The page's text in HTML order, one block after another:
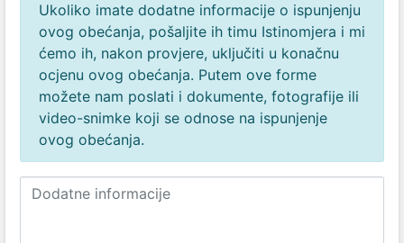
Ukoliko imate dodatne informacije o ispunjenju
ovog obećanja, pošaljite ih timu Istinomjera i mi
ćemo ih, nakon provjere, uključiti u konačnu
ocjenu ovog obećanja. Putem ove forme
možete nam poslati i dokumente, fotografije ili
video-snimke koji se odnose na ispunjenje
ovog obećanja.